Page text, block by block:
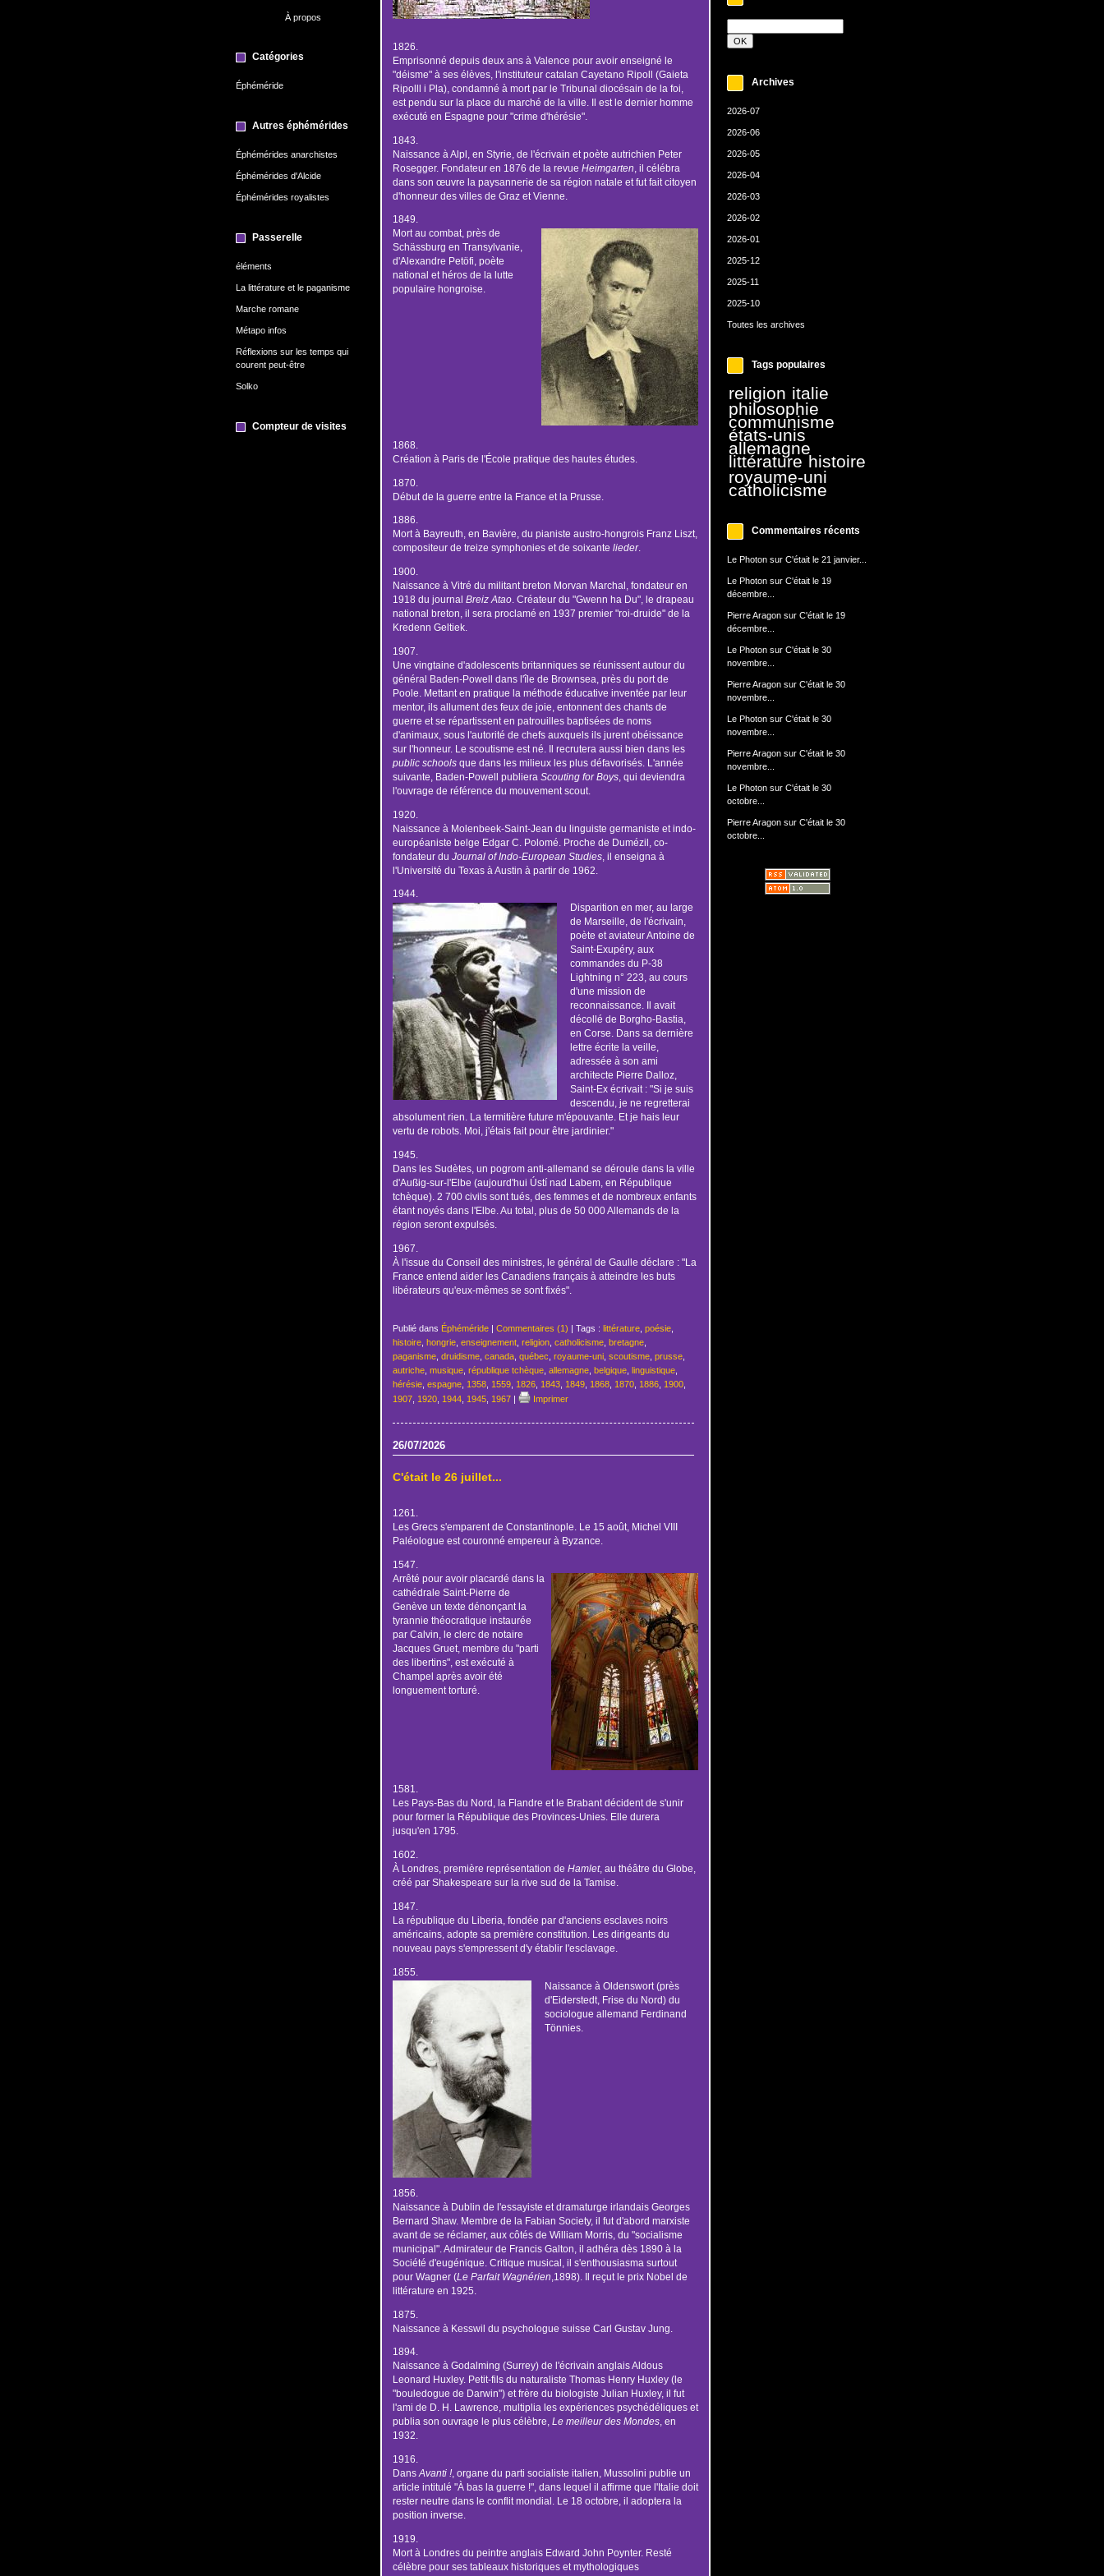
À propos
Catégories
Éphéméride
Autres éphémérides
Éphémérides anarchistes
Éphémérides d'Alcide
Éphémérides royalistes
Passerelle
éléments
La littérature et le paganisme
Marche romane
Métapo infos
Réflexions sur les temps qui
courent peut-être
Solko
Compteur de visites
Archives
2026-07
2026-06
2026-05
2026-04
2026-03
2026-02
2026-01
2025-12
2025-11
2025-10
Toutes les archives
Tags populaires
religion italie
philosophie
communisme
états-unis
allemagne
littérature histoire
royaume-uni
catholicisme
Commentaires récents
Le Photonsur C'était le 21 janvier...
Le Photonsur C'était le 19
décembre...
Pierre Aragonsur C'était le 19
décembre...
Le Photonsur C'était le 30
novembre...
Pierre Aragonsur C'était le 30
novembre...
Le Photonsur C'était le 30
novembre...
Pierre Aragonsur C'était le 30
novembre...
Le Photonsur C'était le 30
octobre...
Pierre Aragonsur C'était le 30
octobre...
1826.
Emprisonné depuis deux ans à Valence pour avoir enseigné le
"déisme" à ses élèves, l'instituteur catalan Cayetano Ripoll (Gaieta
Ripolll i Pla), condamné à mort par le Tribunal diocésain de la foi,
est pendu sur la place du marché de la ville. Il est le dernier homme
exécuté en Espagne pour "crime d'hérésie".
1843.
Naissance à Alpl, en Styrie, de l'écrivain et poète autrichien Peter
Rosegger. Fondateur en 1876 de la revue Heimgarten , il célébra
dans son œuvre la paysannerie de sa région natale et fut fait citoyen
d'honneur des villes de Graz et Vienne.
1849.
Mort au combat, près de
Schässburg en Transylvanie,
d'Alexandre Petöfi, poète
national et héros de la lutte
populaire hongroise.
1868.
Création à Paris de l'École pratique des hautes études.
1870.
Début de la guerre entre la France et la Prusse.
1886.
Mort à Bayreuth, en Bavière, du pianiste austro-hongrois Franz Liszt,
compositeur de treize symphonies et de soixante lieder.
1900.
Naissance à Vitré du militant breton Morvan Marchal, fondateur en
1918 du journal Breiz Atao. Créateur du "Gwenn ha Du", le drapeau
national breton, il sera proclamé en 1937 premier "roi-druide" de la
Kredenn Geltiek.
1907.
Une vingtaine d'adolescents britanniques se réunissent autour du
général Baden-Powell dans l'île de Brownsea, près du port de
Poole. Mettant en pratique la méthode éducative inventée par leur
mentor, ils allument des feux de joie, entonnent des chants de
guerre et se répartissent en patrouilles baptisées de noms
d'animaux, sous l'autorité de chefs auxquels ils jurent obéissance
sur l'honneur. Le scoutisme est né. Il recrutera aussi bien dans les
public schoolsque dans les milieux les plus défavorisés. L'année
suivante, Baden-Powell publiera Scouting for Boys, qui deviendra
l'ouvrage de référence du mouvement scout.
1920.
Naissance à Molenbeek-Saint-Jean du linguiste germaniste et indo-
européaniste belge Edgar C. Polomé. Proche de Dumézil, co-
fondateur du Journal of Indo-European Studies, il enseigna à
l'Université du Texas à Austin à partir de 1962.
1944.
Disparition en mer, au large
de Marseille, de l'écrivain,
poète et aviateur Antoine de
Saint-Exupéry, aux
commandes du P-38
Lightning n° 223, au cours
d'une mission de
reconnaissance. Il avait
décollé de Borgho-Bastia,
en Corse. Dans sa dernière
lettre écrite la veille,
adressée à son ami
architecte Pierre Dalloz,
Saint-Ex écrivait : "Si je suis
descendu, je ne regretterai
absolument rien. La termitière future m'épouvante. Et je hais leur
vertu de robots. Moi, j'étais fait pour être jardinier."
1945.
Dans les Sudètes, un pogrom anti-allemand se déroule dans la ville
d'Außig-sur-l'Elbe (aujourd'hui Ústí nad Labem, en République
tchèque). 2 700 civils sont tués, des femmes et de nombreux enfants
étant noyés dans l'Elbe. Au total, plus de 50 000 Allemands de la
région seront expulsés.
1967.
À l'issue du Conseil des ministres, le général de Gaulle déclare : "La
France entend aider les Canadiens français à atteindre les buts
libérateurs qu'eux-mêmes se sont fixés".
Publié dans Éphéméride| Commentaires (1) | Tags : littérature, poésie,
histoire, hongrie, enseignement, religion, catholicisme, bretagne,
paganisme, druidisme, canada, québec royaume-uni, scoutisme, prusse,
autriche, musique, république tchèque, allemagne, belgique, linguistique,
hérésie, espagne, 1358, 1559, 1826, 1843, 1849, 1868, 1870, 1886, 1900,
1907, 1920, 1944, 1945, 1967| Imprimer
26/07/2026
C'était le 26 juillet...
1261.
Les Grecs s'emparent de Constantinople. Le 15 août, Michel VIII
Paléologue est couronné empereur à Byzance.
1547.
Arrêté pour avoir placardé dans la
cathédrale Saint-Pierre de
Genève un texte dénonçant la
tyrannie théocratique instaurée
par Calvin, le clerc de notaire
Jacques Gruet, membre du "parti
des libertins", est exécuté à
Champel après avoir été
longuement torturé.
1581.
Les Pays-Bas du Nord, la Flandre et le Brabant décident de s'unir
pour former la République des Provinces-Unies. Elle durera
jusqu'en 1795.
1602.
À Londres, première représentation de Hamlet, au théâtre du Globe,
créé par Shakespeare sur la rive sud de la Tamise.
1847.
La république du Liberia, fondée par d'anciens esclaves noirs
américains, adopte sa première constitution. Les dirigeants du
nouveau pays s'empressent d'y établir l'esclavage.
1855.
Naissance à Oldenswort (près
d'Eiderstedt, Frise du Nord) du
sociologue allemand Ferdinand
Tönnies.
1856.
Naissance à Dublin de l'essayiste et dramaturge irlandais Georges
Bernard Shaw. Membre de la Fabian Society, il fut d'abord marxiste
avant de se réclamer, aux côtés de William Morris, du "socialisme
municipal". Admirateur de Francis Galton, il adhéra dès 1890 à la
Société d'eugénique. Critique musical, il s'enthousiasma surtout
pour Wagner (Le Parfait Wagnérien ,1898). Il reçut le prix Nobel de
littérature en 1925.
1875.
Naissance à Kesswil du psychologue suisse Carl Gustav Jung.
1894.
Naissance à Godalming (Surrey) de l'écrivain anglais Aldous
Leonard Huxley. Petit-fils du naturaliste Thomas Henry Huxley (le
"bouledogue de Darwin") et frère du biologiste Julian Huxley, il fut
l'ami de D. H. Lawrence, multiplia les expériences psychédéliques et
publia son ouvrage le plus célèbre, Le meilleur des Mondes, en
1932.
1916.
Dans Avanti !, organe du parti socialiste italien, Mussolini publie un
article intitulé "À bas la guerre !", dans lequel il affirme que l'Italie doit
rester neutre dans le conflit mondial. Le 18 octobre, il adoptera la
position inverse.
1919.
Mort à Londres du peintre anglais Edward John Poynter. Resté
célèbre pour ses tableaux historiques et mythologiques